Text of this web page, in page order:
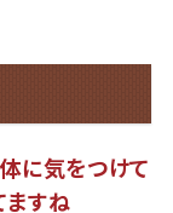
に気をつけて
ますね